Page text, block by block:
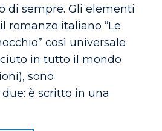
di sempre. Gli elementi
romanzo italiano “Le
così universale
in tutto il mondo
sono
è scritto in una